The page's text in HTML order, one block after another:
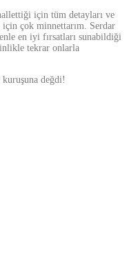
için tüm detayları ve
çok minnettarım. Serdar
en iyi fırsatları sunabildiği
tekrar onlarla
değdi!